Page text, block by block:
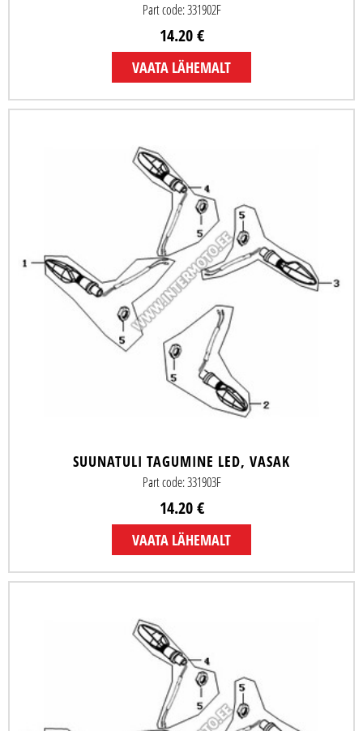
Part code: 331902F
14.20 €
VAATA LÄHEMALT
SUUNATULI TAGUMINE LED, VASAK
Part code: 331903F
14.20 €
VAATA LÄHEMALT